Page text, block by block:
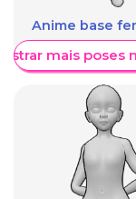
Anime base
mais poses